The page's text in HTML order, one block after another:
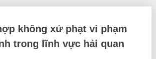
không xử phạt vi phạm
trong lĩnh vực hải quan